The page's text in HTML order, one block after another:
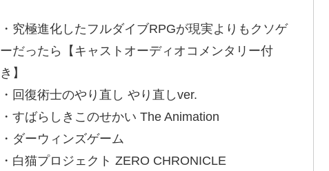
・究極進化したフルダイブRPGが現実よりもクソゲ
ーだったら【キャストオーディオコメンタリー付
き】
・回復術士のやり直し やり直しver.
・すばらしきこのせかい The Animation
・ダーウィンズゲーム
・白猫プロジェクト ZERO CHRONICLE